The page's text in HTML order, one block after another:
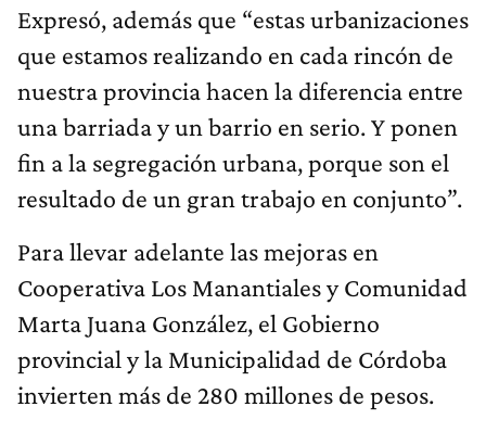
Expresó, además que “estas urbanizaciones
que estamos realizando en cada rincón de
nuestra provincia hacen la diferencia entre
una barriada y un barrio en serio. Y ponen
fin a la segregación urbana, porque son el
resultado de un gran trabajo en conjunto”.
Para llevar adelante las mejoras en
Cooperativa Los Manantiales y Comunidad
Marta Juana González, el Gobierno
provincial y la Municipalidad de Córdoba
invierten más de 280 millones de pesos.